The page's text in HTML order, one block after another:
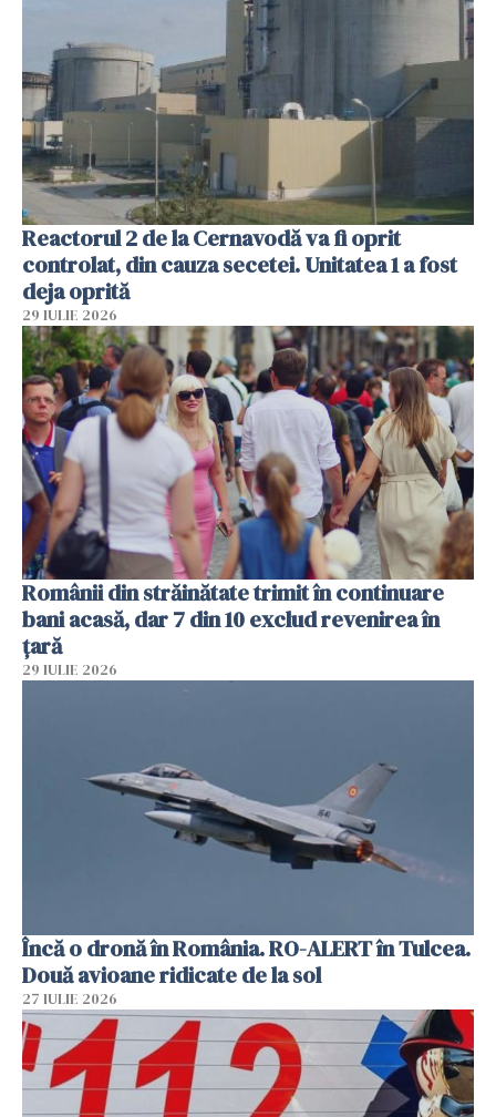
Reactorul 2 de la Cernavodă va fi oprit
controlat, din cauza secetei. Unitatea 1 a fost
deja oprită
29 IULIE 2026
Românii din străinătate trimit în continuare
bani acasă, dar 7 din 10 exclud revenirea în
țară
29 IULIE 2026
Încă o dronă în România. RO-ALERT în Tulcea.
Două avioane ridicate de la sol
27 IULIE 2026